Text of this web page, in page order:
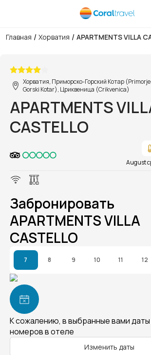
Главная / Хорватия / APARTMENTS VILLA
Хорватия, Приморско-Горский Котар
Gorski Kotar), Цриквеница (Crikvenica)
APARTMENTS
CASTELLO
August
Забронировать
APARTMENTS VILLA
CASTELLO
7 8 9 10 11 12
К сожалению, в выбранные вами
номеров в отеле
Изменить даты